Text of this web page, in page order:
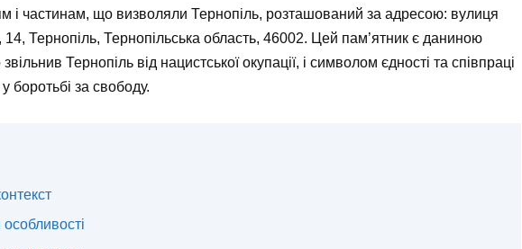
і частинам, що визволяли Тернопіль, розташований за адресою: вулиця
Тернопіль, Тернопільська область, 46002. Цей пам’ятник є даниною
Тернопіль від нацистської окупації, і символом єдності та співпраці
боротьбі за свободу.
особливості